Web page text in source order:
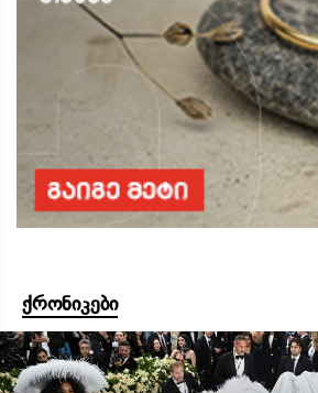
ქრონიკები